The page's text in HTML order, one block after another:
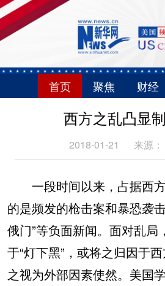
首页 聚焦 财经
西方之乱凸显
2018-01-21 来源：
一段时间以来，占据西方
的是频发的枪击案和暴恐袭
俄门”等负面新闻。面对乱局
于“灯下黑”，或将之归因于
之视为外部因素使然。美国